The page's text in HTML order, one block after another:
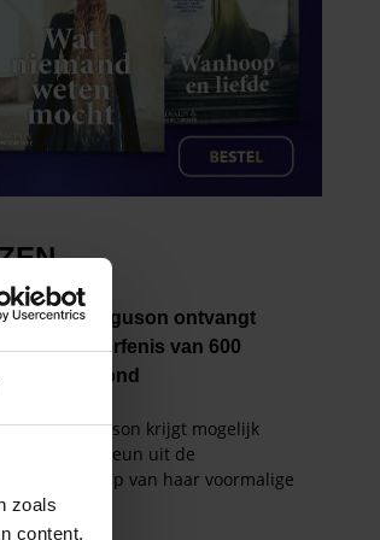
zoals
content,